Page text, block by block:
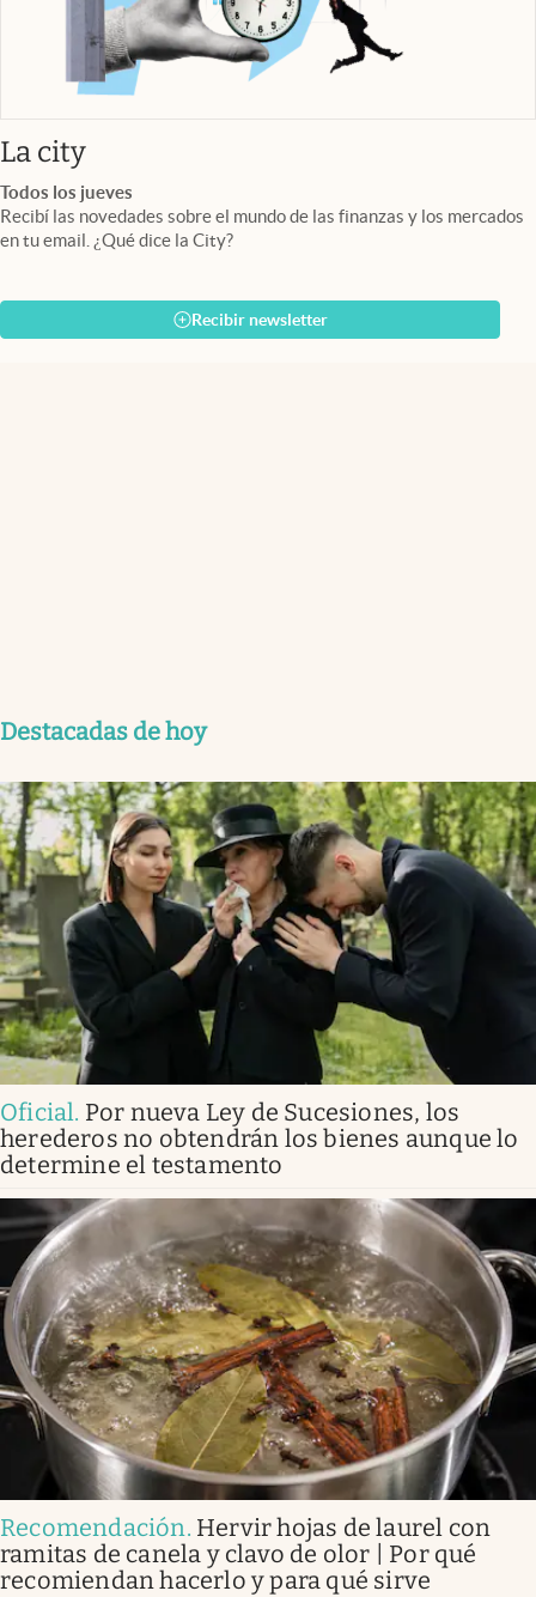
La cityabre en nueva pestaña
Todos los jueves
Recibí las novedades sobre el mundo de las finanzas y los mercados
en tu email. ¿Qué dice la City?
Recibir newsletter
Destacadas de hoy
Oficial. Por nueva Ley de Sucesiones, los
herederos no obtendrán los bienes aunque lo
determine el testamento
Recomendación. Hervir hojas de laurel con
ramitas de canela y clavo de olor | Por qué
recomiendan hacerlo y para qué sirve